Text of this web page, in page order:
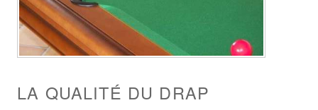
LA QUALITÉ DU DRAP